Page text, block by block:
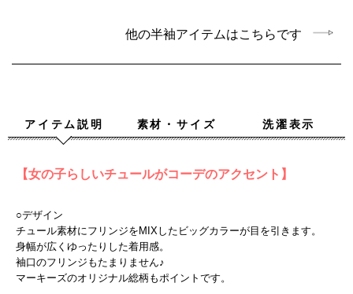
他の半袖アイテムはこちらです
アイテム説明 素材・サイズ 洗濯表示
【女の子らしいチュールがコーデのアクセント】
○デザイン
チュール素材にフリンジをMIXしたビッグカラーが目を引きます。
身幅が広くゆったりした着用感。
袖口のフリンジもたまりません♪
マーキーズのオリジナル総柄もポイントです。